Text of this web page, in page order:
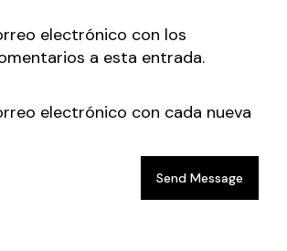
electrónico con los
a esta entrada.
electrónico con cada nueva
Send Message